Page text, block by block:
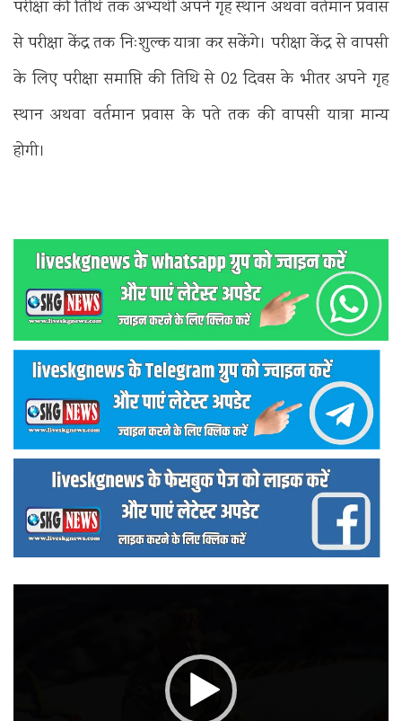
परीक्षा की तिथि तक अभ्यर्थी अपने गृह स्थान अथवा वर्तमान प्रवास
से परीक्षा केंद्र तक निःशुल्क यात्रा कर सकेंगे। परीक्षा केंद्र से वापसी
के लिए परीक्षा समाप्ति की तिथि से 02 दिवस के भीतर अपने गृह
स्थान अथवा वर्तमान प्रवास के पते तक की वापसी यात्रा मान्य
होगी।